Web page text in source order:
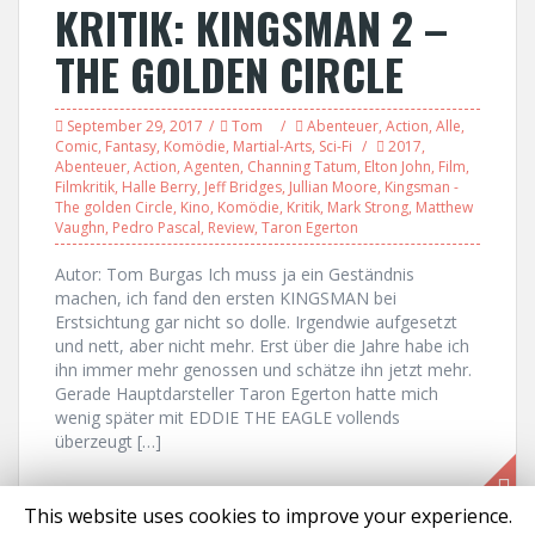
KRITIK: KINGSMAN 2 –
THE GOLDEN CIRCLE
September 29, 2017 Tom Abenteuer, Action, Alle,
Comic, Fantasy, Komödie, Martial-Arts, Sci-Fi 2017,
Abenteuer, Action, Agenten, Channing Tatum, Elton John, Film,
Filmkritik, Halle Berry, Jeff Bridges, Jullian Moore, Kingsman -
The golden Circle, Kino, Komödie, Kritik, Mark Strong, Matthew
Vaughn, Pedro Pascal, Review, Taron Egerton
Autor: Tom Burgas Ich muss ja ein Geständnis
machen, ich fand den ersten KINGSMAN bei
Erstsichtung gar nicht so dolle. Irgendwie aufgesetzt
und nett, aber nicht mehr. Erst über die Jahre habe ich
ihn immer mehr genossen und schätze ihn jetzt mehr.
Gerade Hauptdarsteller Taron Egerton hatte mich
wenig später mit EDDIE THE EAGLE vollends
überzeugt […]
This website uses cookies to improve your experience.